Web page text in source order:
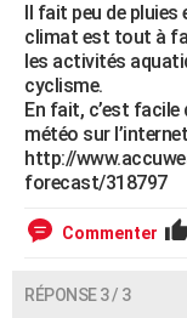
Il fait peu de pluies
climat est tout à
les activités
cyclisme.
En fait, c’est
météo sur
http://
forecast/318797
Commenter
RÉPONSE 3 / 3